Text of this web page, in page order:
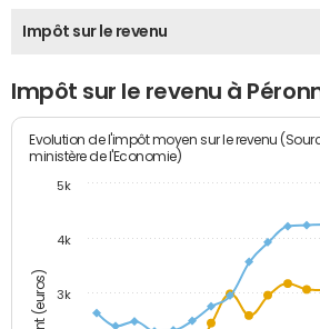
Impôt sur le revenu
Impôt sur le revenu à
Evolution de l'impôt moyen sur le revenu
ministère de l'Economie)
3k
4k
5k